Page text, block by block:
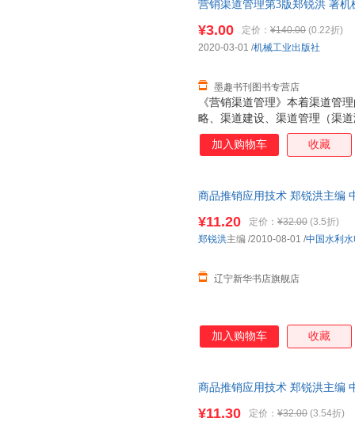
线）邀请码，凭邀请码可免费
营销渠道管理第3版郑锐洪 著机
《营销渠道管理》本着渠道管
略、渠道建设、渠道管理（渠
护）、渠道评估与创新的逻辑
道管理的策略与方法，体现出
¥3.00 定价： ¥140.00 (0.22折)
墨趣书刊图书专营店
2020-03-01 /机械工业出版社
加入购物车 收藏
商品推销应用技术 郑锐洪主编
¥11.20 定价： ¥32.00 (3.5折)
辽宁新华书店旗舰店
郑锐洪主编 /2010-08-01 /中国水利
加入购物车 收藏
商品推销应用技术 郑锐洪主编
¥11.30 定价： ¥32.00 (3.54折)